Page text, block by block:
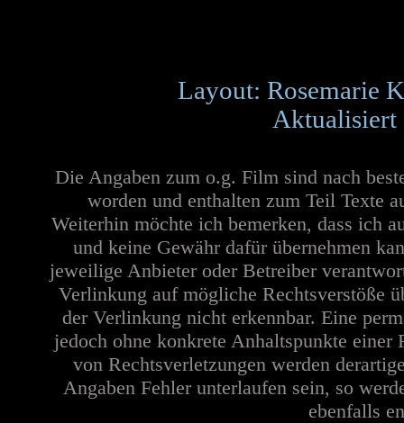
Layout: Rosemarie
Aktualisiert
Die Angaben zum o.g. Film sind nach
worden und enthalten zum Teil Texte
Weiterhin möchte ich bemerken, dass ich
und keine Gewähr dafür übernehmen
jeweilige Anbieter oder Betreiber
Verlinkung auf mögliche Rechtsverstöße
der Verlinkung nicht erkennbar. Eine
jedoch ohne konkrete Anhaltspunkte
von Rechtsverletzungen werden
Angaben Fehler unterlaufen sein, so
ebenfalls